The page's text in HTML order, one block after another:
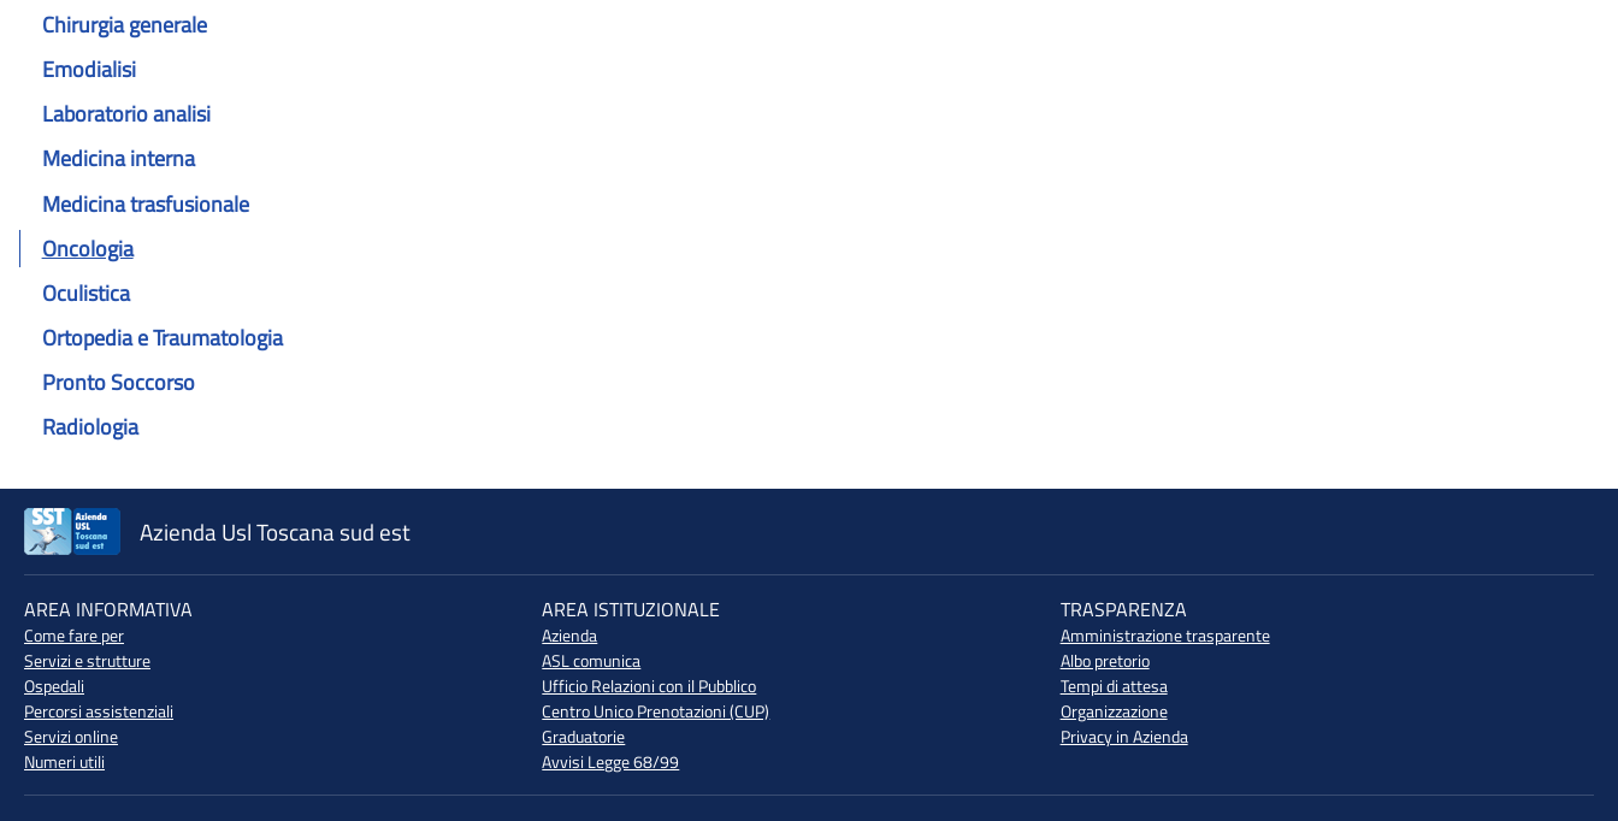
Chirurgia generale
Emodialisi
Laboratorio analisi
Medicina interna
Medicina trasfusionale
Oncologia
Oculistica
Ortopedia e Traumatologia
Pronto Soccorso
Radiologia
Azienda Usl Toscana sud est
AREA INFORMATIVA
Come fare per
Servizi e strutture
Ospedali
Percorsi assistenziali
Servizi online
Numeri utili
AREA ISTITUZIONALE
Azienda
ASL comunica
Ufficio Relazioni con il Pubblico
Centro Unico Prenotazioni (CUP)
Graduatorie
Avvisi Legge 68/99
TRASPARENZA
Amministrazione trasparente
Albo pretorio
Tempi di attesa
Organizzazione
Privacy in Azienda